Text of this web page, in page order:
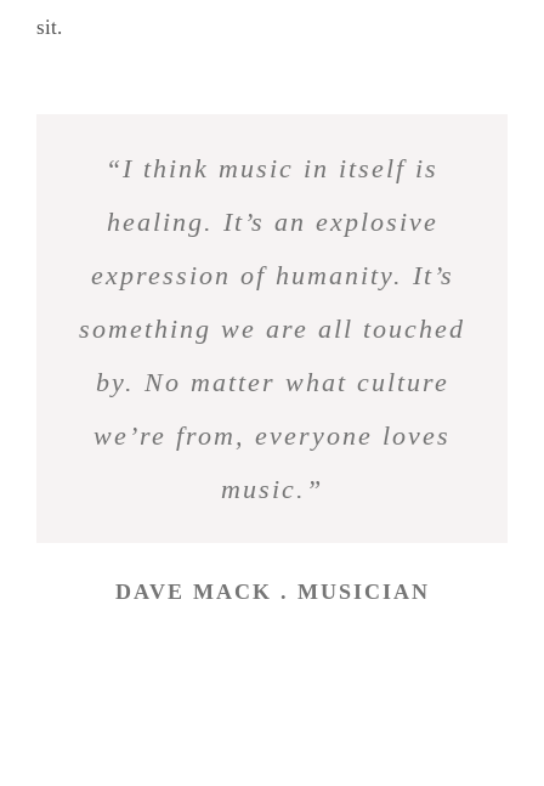
sit.
“I think music in itself is
healing. It’s an explosive
expression of humanity. It’s
something we are all touched
by. No matter what culture
we’re from, everyone loves
music.”
DAVE MACK . MUSICIAN